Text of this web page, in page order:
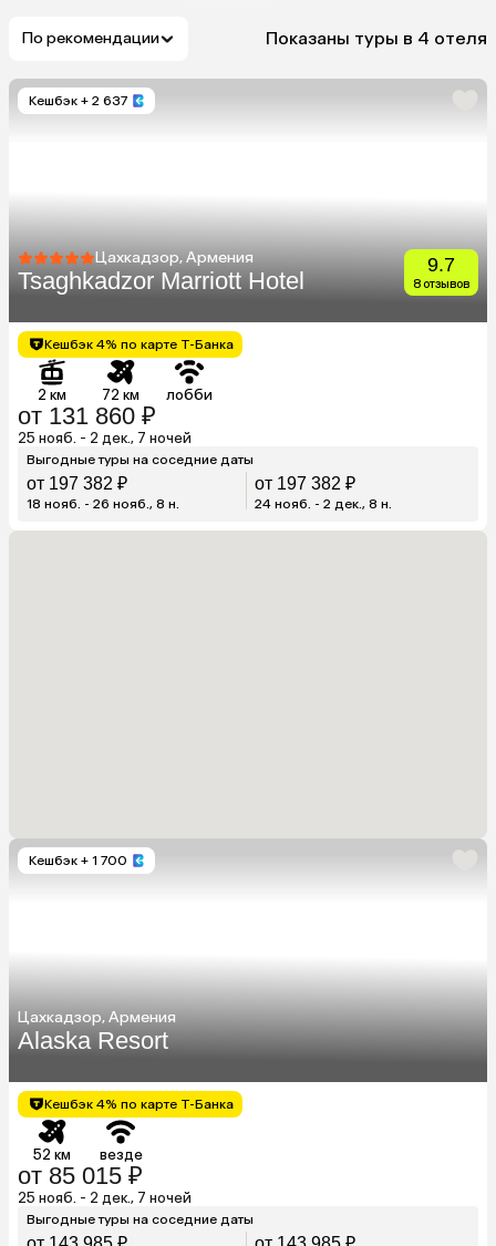
По рекомендации Показаны туры в 4 отеля
Кешбэк + 2 637
Цахкадзор, Армения
Tsaghkadzor Marriott Hotel
9.7
8 отзывов
Кешбэк 4% по карте Т-Банка
2 км 72 км лобби
от 131 860 ₽
25 нояб. - 2 дек., 7 ночей
Выгодные туры на соседние даты
от 197 382 ₽
18 нояб. - 26 нояб., 8 н.
от 197 382 ₽
24 нояб. - 2 дек., 8 н.
Кешбэк + 1 700
Цахкадзор, Армения
Alaska Resort
Кешбэк 4% по карте Т-Банка
52 км везде
от 85 015 ₽
25 нояб. - 2 дек., 7 ночей
Выгодные туры на соседние даты